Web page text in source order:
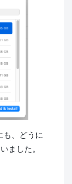
も、どうに
ました。